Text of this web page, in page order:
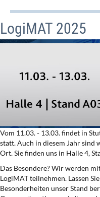
LogiMAT 2025
Vom 11.03. - 13.03. findet in
statt. Auch in diesem Jahr sind
Ort. Sie finden uns in Halle 4,
Das Besondere? Wir werden
LogiMAT teilnehmen. Lassen
Besonderheiten unser Stand